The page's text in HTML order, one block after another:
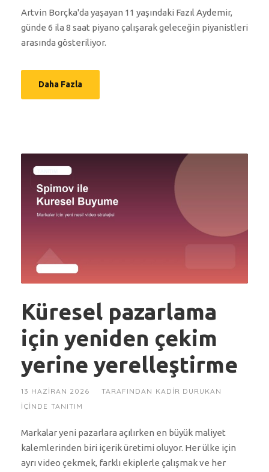
Artvin Borçka'da yaşayan 11 yaşındaki Fazıl Aydemir,
günde 6 ila 8 saat piyano çalışarak geleceğin piyanistleri
arasında gösteriliyor.
Daha Fazla
Küresel pazarlama
için yeniden çekim
yerine yerelleştirme
13 HAZIRAN 2026 TARAFINDAN KADIR DURUKAN
IÇINDE TANITIM
Markalar yeni pazarlara açılırken en büyük maliyet
kalemlerinden biri içerik üretimi oluyor. Her ülke için
ayrı video çekmek, farklı ekiplerle çalışmak ve her